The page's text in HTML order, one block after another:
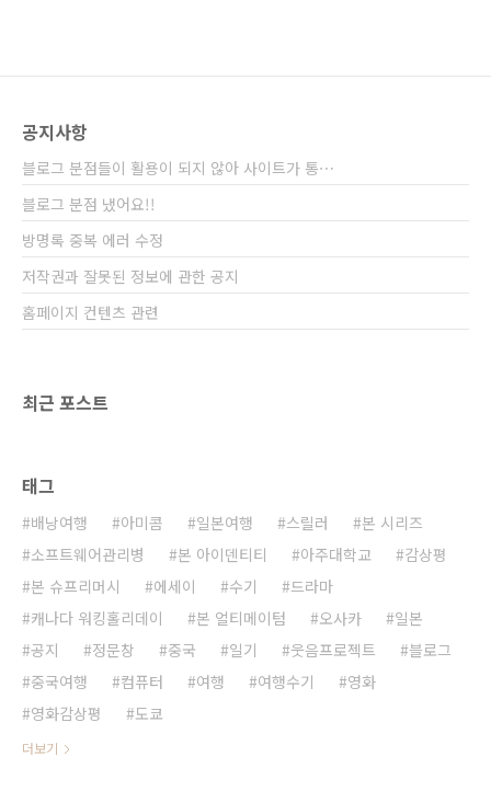
는 여권 b. 비자신청서1장 c. 여권사진 1장(비자
계 가족 이외에는 대리신청 불가..
공지사항
블로그 분점들이 활용이 되지 않아 사이트가 통⋯
블로그 분점 냈어요!!
방명록 중복 에러 수정
저작권과 잘못된 정보에 관한 공지
홈페이지 컨텐츠 관련
최근 포스트
태그
배낭여행 아미콤 일본여행 스릴러
본 시리즈
소프트웨어관리병
본 아이덴티티 아주대학교
감상평
본 슈프리머시
에세이 수기
드라마
캐나다 워킹홀리데이
본 얼티메이텀 오사카
일본
공지
정문창 중국 일기 웃음프로젝트
블로그
중국여행
컴퓨터 여행 여행수기
영화
영화감상평
도쿄
더보기